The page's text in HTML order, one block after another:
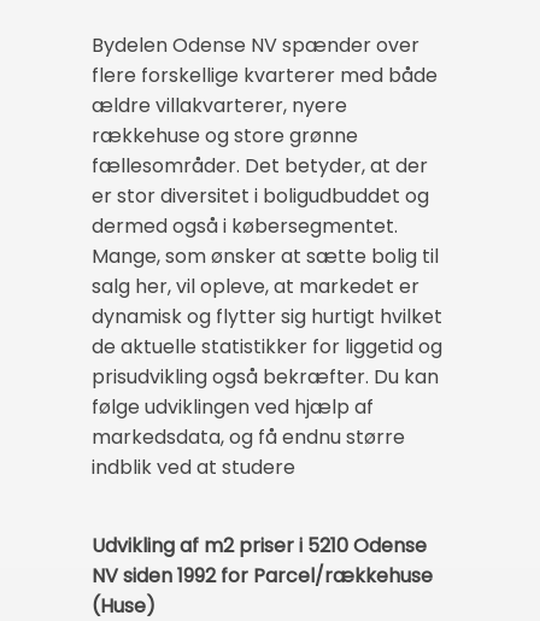
Bydelen Odense NV spænder over
flere forskellige kvarterer med både
ældre villakvarterer, nyere
rækkehuse og store grønne
fællesområder. Det betyder, at der
er stor diversitet i boligudbuddet og
dermed også i købersegmentet.
Mange, som ønsker at sætte bolig til
salg her, vil opleve, at markedet er
dynamisk og flytter sig hurtigt hvilket
de aktuelle statistikker for liggetid og
prisudvikling også bekræfter. Du kan
følge udviklingen ved hjælp af
markedsdata, og få endnu større
indblik ved at studere
Udvikling af m2 priser i 5210 Odense
NV siden 1992 for Parcel/rækkehuse
(Huse)